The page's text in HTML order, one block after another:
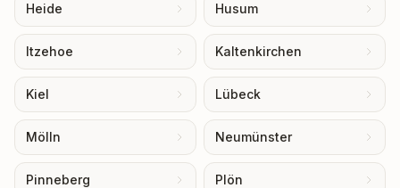
Heide Husum
Itzehoe Kaltenkirchen
Kiel Lübeck
Mölln Neumünster
Pinneberg Plön